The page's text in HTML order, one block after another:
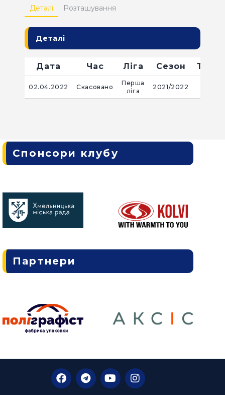
Деталі Розташування
Деталі
Дата Час Ліга Сезон Тур
02.04.2022 Скасовано
Перша
ліга
2021/2022
Спонсори клубу
Партнери